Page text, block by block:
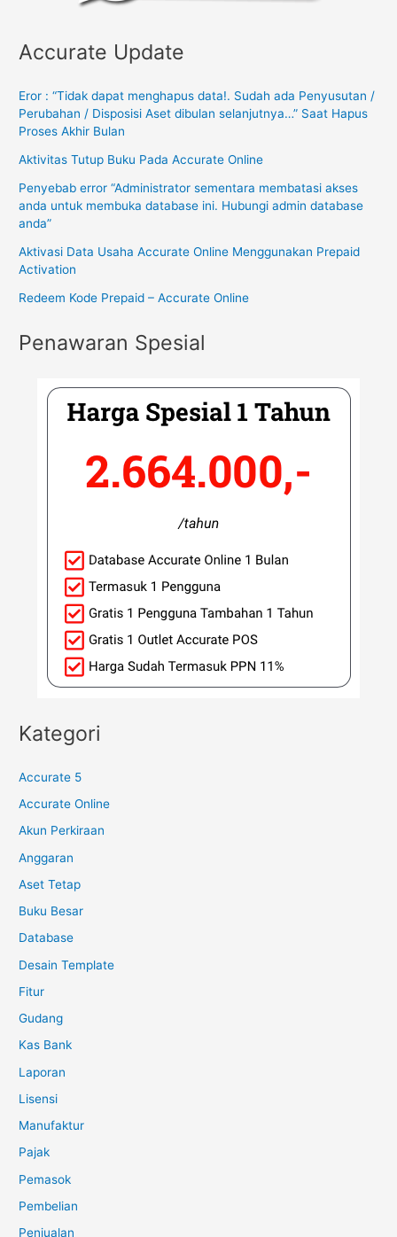
Accurate Update
Eror : “Tidak dapat menghapus data!. Sudah ada Penyusutan /
Perubahan / Disposisi Aset dibulan selanjutnya…” Saat Hapus
Proses Akhir Bulan
Aktivitas Tutup Buku Pada Accurate Online
Penyebab error “Administrator sementara membatasi akses
anda untuk membuka database ini. Hubungi admin database
anda”
Aktivasi Data Usaha Accurate Online Menggunakan Prepaid
Activation
Redeem Kode Prepaid – Accurate Online
Penawaran Spesial
Kategori
Accurate 5
Accurate Online
Akun Perkiraan
Anggaran
Aset Tetap
Buku Besar
Database
Desain Template
Fitur
Gudang
Kas Bank
Laporan
Lisensi
Manufaktur
Pajak
Pemasok
Pembelian
Penjualan